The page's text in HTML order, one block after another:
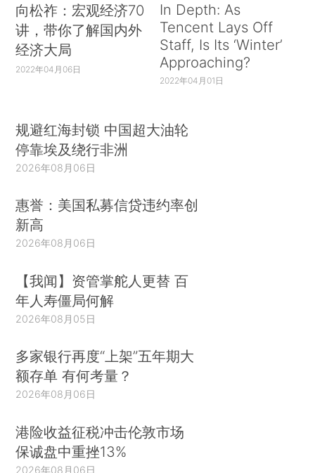
向松祚：宏观经济70
讲，带你了解国内外
经济大局
2022年04月06日
In Depth: As
Tencent Lays Off
Staff, Is Its ‘Winter’
Approaching?
2022年04月01日
规避红海封锁 中国超大油轮
停靠埃及绕行非洲
2026年08月06日
惠誉：美国私募信贷违约率创
新高
2026年08月06日
【我闻】资管掌舵人更替 百
年人寿僵局何解
2026年08月05日
多家银行再度“上架”五年期大
额存单 有何考量？
2026年08月06日
港险收益征税冲击伦敦市场
保诚盘中重挫13%
2026年08月06日